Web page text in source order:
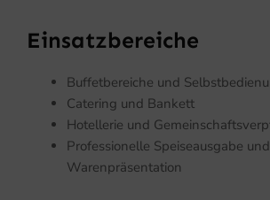
Einsatzbereiche
Buffetbereiche und
Catering und Bankett
Hotellerie und
Professionelle Speiseausgabe und
Warenpräsentation